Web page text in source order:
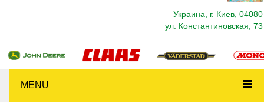
Украина, г. Киев, 04080
ул. Константиновская, 73
MENU